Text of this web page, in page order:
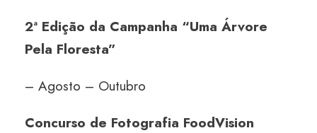
2ª Edição da Campanha “Uma Árvore
Pela Floresta”
– Agosto – Outubro
Concurso de Fotografia FoodVision